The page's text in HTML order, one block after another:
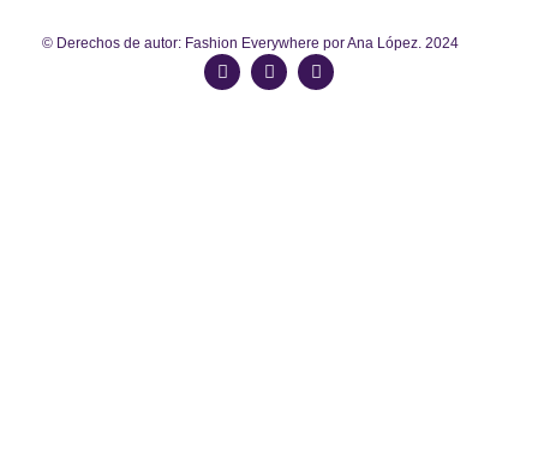
© Derechos de autor: Fashion Everywhere por Ana López. 2024